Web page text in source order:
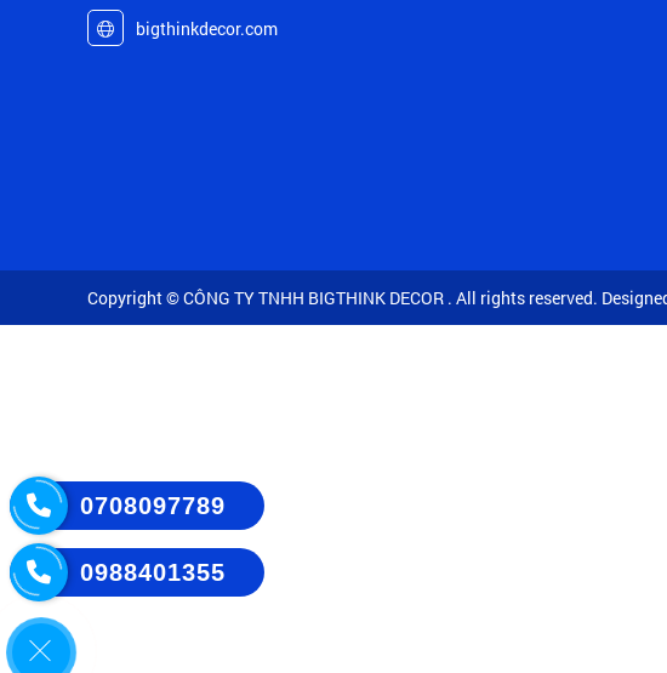
0708097789
0988401355
bigthinkdecor.com
Copyright © CÔNG TY TNHH BIGTHINK DECOR . All rights reserved.